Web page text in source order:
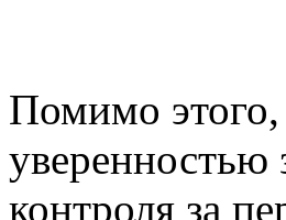
Помимо
уверенностью
контроля за